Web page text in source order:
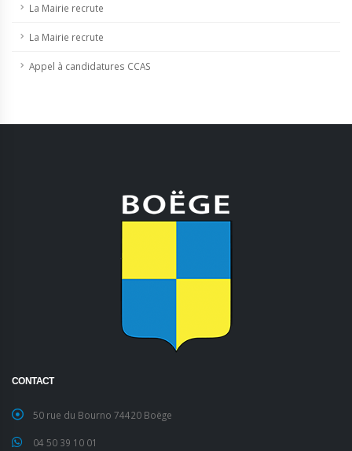
La Mairie recrute
La Mairie recrute
Appel à candidatures CCAS
CONTACT
50 rue du Bourno 74420 Boëge
04 50 39 10 01